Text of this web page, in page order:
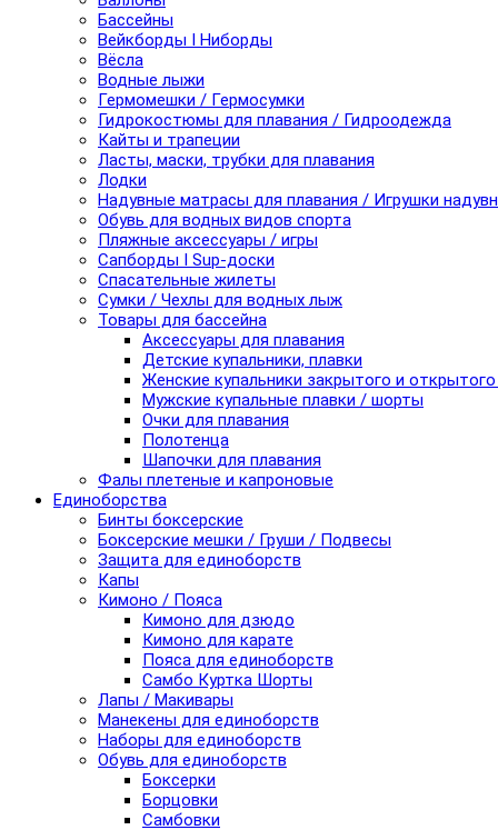
Бассейны
Вейкборды I Ниборды
Вёсла
Водные лыжи
Гермомешки / Гермосумки
Гидрокостюмы для плавания / Гидроодежда
Кайты и трапеции
Ласты, маски, трубки для плавания
Лодки
Надувные матрасы для плавания / Игрушки
Обувь для водных видов спорта
Пляжные аксессуары / игры
Сапборды I Sup-доски
Спасательные жилеты
Сумки / Чехлы для водных лыж
Товары для бассейна
Аксессуары для плавания
Детские купальники, плавки
Женские купальники закрытого и
Мужские купальные плавки / шорты
Очки для плавания
Полотенца
Шапочки для плавания
Фалы плетеные и капроновые
Единоборства
Бинты боксерские
Боксерские мешки / Груши / Подвесы
Защита для единоборств
Капы
Кимоно / Пояса
Кимоно для дзюдо
Кимоно для карате
Пояса для единоборств
Самбо Куртка Шорты
Лапы / Макивары
Манекены для единоборств
Наборы для единоборств
Обувь для единоборств
Боксерки
Борцовки
Самбовки